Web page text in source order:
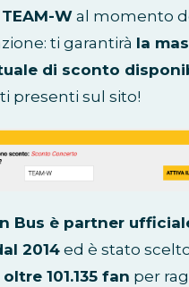
W al momento
ti garantirà la
di sconto
presenti sul sito!
Bus è partner
2014 ed è stato
oltre 101.135 fan per